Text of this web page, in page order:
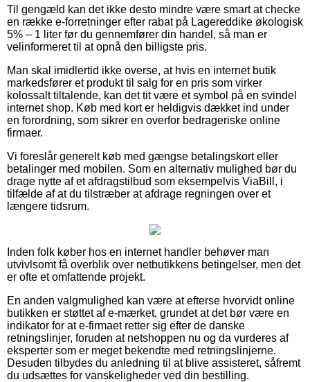
Til gengæld kan det ikke desto mindre være smart at checke
en række e-forretninger efter rabat på Lagereddike økologisk
5% – 1 liter før du gennemfører din handel, så man er
velinformeret til at opnå den billigste pris.
Man skal imidlertid ikke overse, at hvis en internet butik
markedsfører et produkt til salg for en pris som virker
kolossalt tiltalende, kan det tit være et symbol på en svindel
internet shop. Køb med kort er heldigvis dækket ind under
en forordning, som sikrer en overfor bedrageriske online
firmaer.
Vi foreslår generelt køb med gængse betalingskort eller
betalinger med mobilen. Som en alternativ mulighed bør du
drage nytte af et afdragstilbud som eksempelvis ViaBill, i
tilfælde af at du tilstræber at afdrage regningen over et
længere tidsrum.
Inden folk køber hos en internet handler behøver man
utvivlsomt få overblik over netbutikkens betingelser, men det
er ofte et omfattende projekt.
En anden valgmulighed kan være at efterse hvorvidt online
butikken er støttet af e-mærket, grundet at det bør være en
indikator for at e-firmaet retter sig efter de danske
retningslinjer, foruden at netshoppen nu og da vurderes af
eksperter som er meget bekendte med retningslinjerne.
Desuden tilbydes du anledning til at blive assisteret, såfremt
du udsættes for vanskeligheder ved din bestilling.